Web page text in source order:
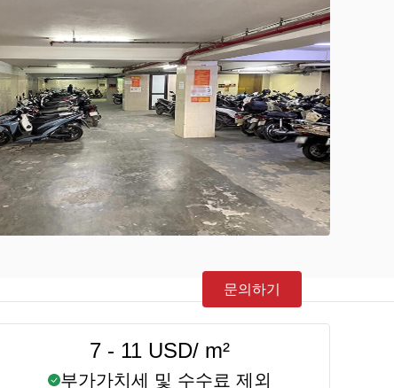
문의하기
7 - 11 USD/ m²
부가가치세 및 수수료 제외